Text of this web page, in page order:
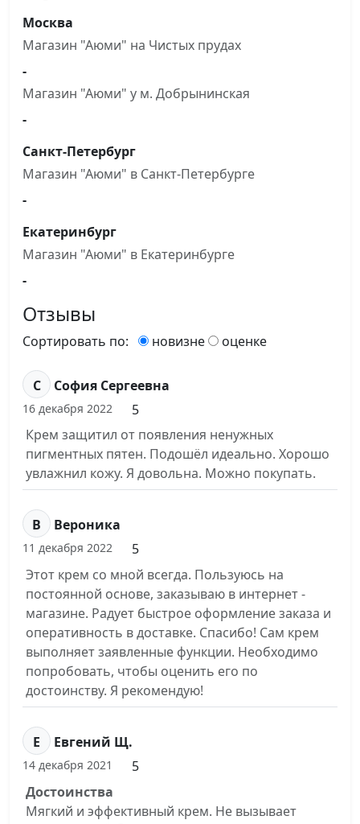
Москва
Магазин "Аюми" на Чистыx прудах
-
Магазин "Аюми" у м. Добрынинская
-
Санкт-Петербург
Магазин "Аюми" в Санкт-Петербурге
-
Екатеринбург
Магазин "Аюми" в Екатеринбурге
-
Отзывы
Сортировать по: новизне оценке
С София Сергеевна
16 декабря 2022
5
Крем защитил от появления ненужных
пигментных пятен. Подошёл идеально. Хорошо
увлажнил кожу. Я довольна. Можно покупать.
В Вероника
11 декабря 2022
5
Этот крем со мной всегда. Пользуюсь на
постоянной основе, заказываю в интернет -
магазине. Радует быстрое оформление заказа и
оперативность в доставке. Спасибо! Сам крем
выполняет заявленные функции. Необходимо
попробовать, чтобы оценить его по
достоинству. Я рекомендую!
Е Евгений Щ.
14 декабря 2021
5
Достоинства
Мягкий и эффективный крем. Не вызывает